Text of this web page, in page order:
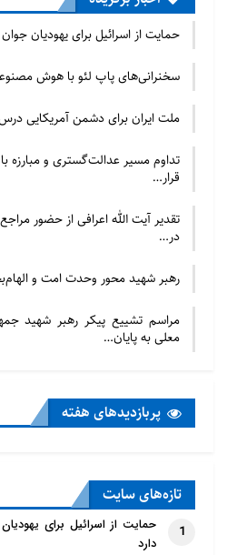
حمایت از اسرائیل برای یهودیان
سخنرانی‌های پاپ لئو با هوش
ملت ایران برای دشمن آمریکایی
تداوم مسیر عدالت‌گستری و مبارزه
قرار…
تقدیر آیت الله اعرافی از حضور
در…
رهبر شهید محور وحدت امت و
مراسم تشییع پیکر رهبر شهید
معلی به پایان…
پربازدید‌های هفته
تازه‌‌های سایت
1
حمایت از اسرائیل برای
دارد